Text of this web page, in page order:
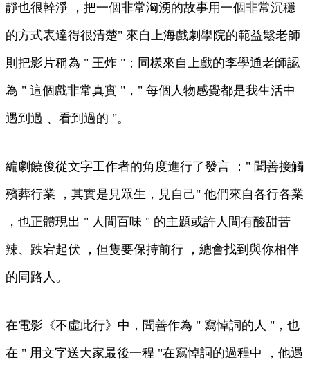
靜也很幹淨 ，把一個非常洶湧的故事用一個非常沉穩
的方式表達得很清楚" 來自上海戲劇學院的範益鬆老師
則把影片稱為 " 王炸 "；同樣來自上戲的李學通老師認
為 " 這個戲非常真實 "，" 每個人物感覺都是我生活中
遇到過 、看到過的 "。
編劇饒俊從文字工作者的角度進行了發言 ：" 聞善接觸
殯葬行業 ，其實是見眾生，見自己" 他們來自各行各業
，也正體現出 " 人間百味 " 的主題或許人間有酸甜苦
辣、跌宕起伏  ，但隻要保持前行 ，總會找到與你相伴
的同路人 。
在電影《不虛此行》中，聞善作為 " 寫悼詞的人 "，也
在 " 用文字送大家最後一程 "在寫悼詞的過程中 ，他遇